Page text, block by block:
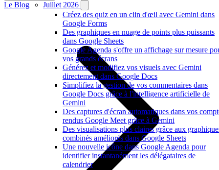
Juillet 2026
Créez des quiz en un clin d'œil avec Gemini dans
Google Forms
Des graphiques en nuage de points plus puissants
dans Google Sheets
Google Agenda s'offre un affichage sur mesure
vos grands écrans
Générez et modifiez vos visuels avec Gemini
directement dans Google Docs
Simplifiez la gestion de vos commentaires dans
Google Docs grâce à l'intelligence artificielle de
Gemini
Des captures d'écran automatiques dans vos
rendus Google Meet grâce à Gemini
Des visualisations plus claires grâce aux
combinés améliorés dans Google Sheets
Une nouvelle icône dans Google Agenda pour
identifier instantanément les délégataires de
calendrier
Le Blog